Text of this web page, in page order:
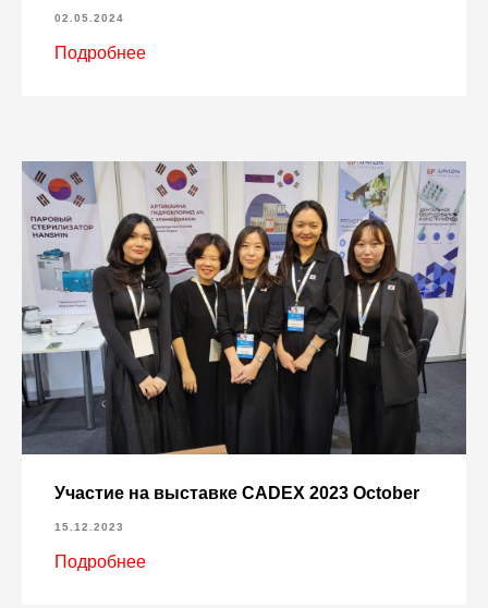
02.05.2024
Подробнее
Участие на выставке CADEX 2023 October
15.12.2023
Подробнее